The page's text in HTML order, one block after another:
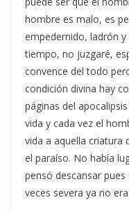
hombre es malo, es
empedernido, ladrón
tiempo, no juzgaré,
convence del todo
condición divina hay
páginas del
vida y cada vez el
vida a aquella criatura
el paraíso. No había
pensó descansar
veces severa ya no